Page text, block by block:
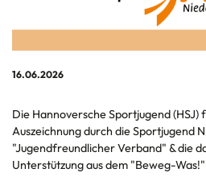
16.06.2026
Die Hannoversche Sportjugend (HSJ)
Auszeichnung durch die Sportjugend
"Jugendfreundlicher Verband" & die
Unterstützung aus dem "Beweg-